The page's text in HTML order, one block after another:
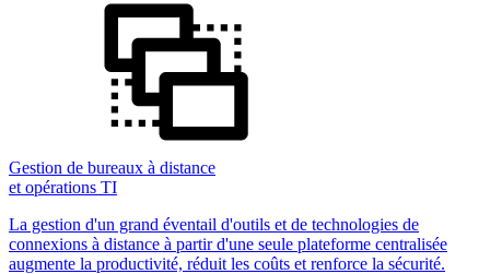
Gestion de bureaux à distance
et opérations TI
La gestion d'un grand éventail d'outils et de technologies de
connexions à distance à partir d'une seule plateforme centralisée
augmente la productivité, réduit les coûts et renforce la sécurité.